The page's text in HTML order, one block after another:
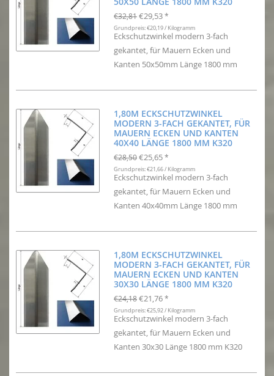
€32,81 €29,53 *
Grundpreis: €20,19 / Kilogramm
Eckschutzwinkel modern 3-fach
gekantet, für Mauern Ecken und
Kanten 50x50mm Länge 1800 mm
1,80M ECKSCHUTZWINKEL
MODERN 3-FACH GEKANTET, FÜR
MAUERN ECKEN UND KANTEN
40X40 LÄNGE 1800 MM K320
€28,50 €25,65 *
Grundpreis: €21,66 / Kilogramm
Eckschutzwinkel modern 3-fach
gekantet, für Mauern Ecken und
Kanten 40x40mm Länge 1800 mm
1,80M ECKSCHUTZWINKEL
MODERN 3-FACH GEKANTET, FÜR
MAUERN ECKEN UND KANTEN
30X30 LÄNGE 1800 MM K320
€24,18 €21,76 *
Grundpreis: €25,92 / Kilogramm
Eckschutzwinkel modern 3-fach
gekantet, für Mauern Ecken und
Kanten 30x30 Länge 1800 mm K320